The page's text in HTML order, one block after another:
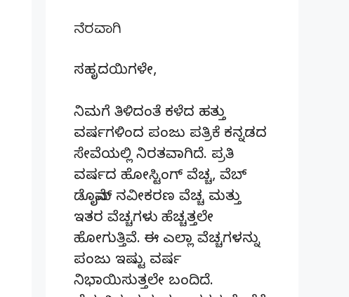
ನೆರವಾಗಿ
ಸಹೃದಯಿಗಳೇ,
ನಿಮಗೆ ತಿಳಿದಂತೆ ಕಳೆದ ಹತ್ತು
ವರ್ಷಗಳಿಂದ ಪಂಜು ಪತ್ರಿಕೆ ಕನ್ನಡದ
ಸೇವೆಯಲ್ಲಿ ನಿರತವಾಗಿದೆ. ಪ್ರತಿ
ವರ್ಷದ ಹೋಸ್ಟಿಂಗ್‌ ವೆಚ್ಚ, ವೆಬ್‌
ಡೊಮೈನ್‌ ನವೀಕರಣ ವೆಚ್ಚ ಮತ್ತು
ಇತರ ವೆಚ್ಚಗಳು ಹೆಚ್ಚತ್ತಲೇ
ಹೋಗುತ್ತಿವೆ. ಈ ಎಲ್ಲಾ ವೆಚ್ಚಗಳನ್ನು
ಪಂಜು ಇಷ್ಟು ವರ್ಷ
ನಿಭಾಯಿಸುತ್ತಲೇ ಬಂದಿದೆ.